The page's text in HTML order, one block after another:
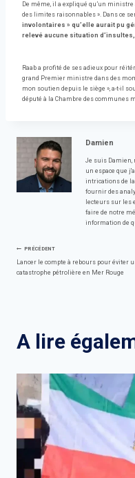
De même, il a expliqué qu’un
des limites raisonnables ». Dans ce
involontaires » qu’elle aurait pu
relevé aucune situation
Raab a profité de ses adieux pour
grand Premier ministre dans des
mon soutien depuis le siège », a-t-il
député à la Chambre des communes
Damien
Je suis Damien,
un espace que
intrications de la
fournir des
lecteurs sur les
faire de notre
information de
Navigation
PRÉCÉDENT
Lancer le compte à rebours pour éviter
catastrophe pétrolière en Mer Rouge
A lire